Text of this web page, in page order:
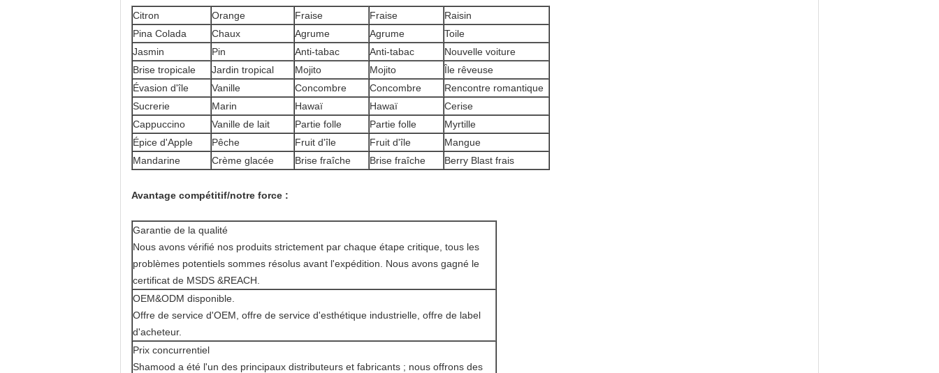
Citron Orange Fraise Fraise
Raisin
Pina Colada
Chaux Agrume Agrume
Toile
Jasmin
Pin Anti-tabac Anti-tabac
Nouvelle voiture
Brise tropicale
Jardin tropical Mojito Mojito
Île rêveuse
Évasion d'île
Vanille Concombre Concombre
Rencontre romantique
Sucrerie
Marin Hawaï Hawaï
Cerise
Cappuccino
Vanille de lait Partie folle Partie folle
Myrtille
Épice d'Apple
Pêche Fruit d'île Fruit d'île
Mangue
Mandarine
Crème glacée Brise fraîche Brise fraîche Berry Blast frais
Avantage compétitif/notre force :
Garantie de la qualité
Nous avons vérifié nos produits strictement par chaque étape critique, tous les
problèmes potentiels sommes résolus avant l'expédition. Nous avons gagné le
certificat de MSDS &REACH.
OEM&ODM disponible.
Offre de service d'OEM, offre de service d'esthétique industrielle, offre de label
d'acheteur.
Prix concurrentiel
Shamood a été l'un des principaux distributeurs et fabricants ; nous offrons des